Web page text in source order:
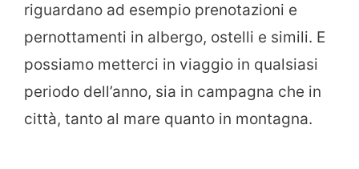
riguardano ad esempio prenotazioni e
pernottamenti in albergo, ostelli e simili. E
possiamo metterci in viaggio in qualsiasi
periodo dell’anno, sia in campagna che in
città, tanto al mare quanto in montagna.